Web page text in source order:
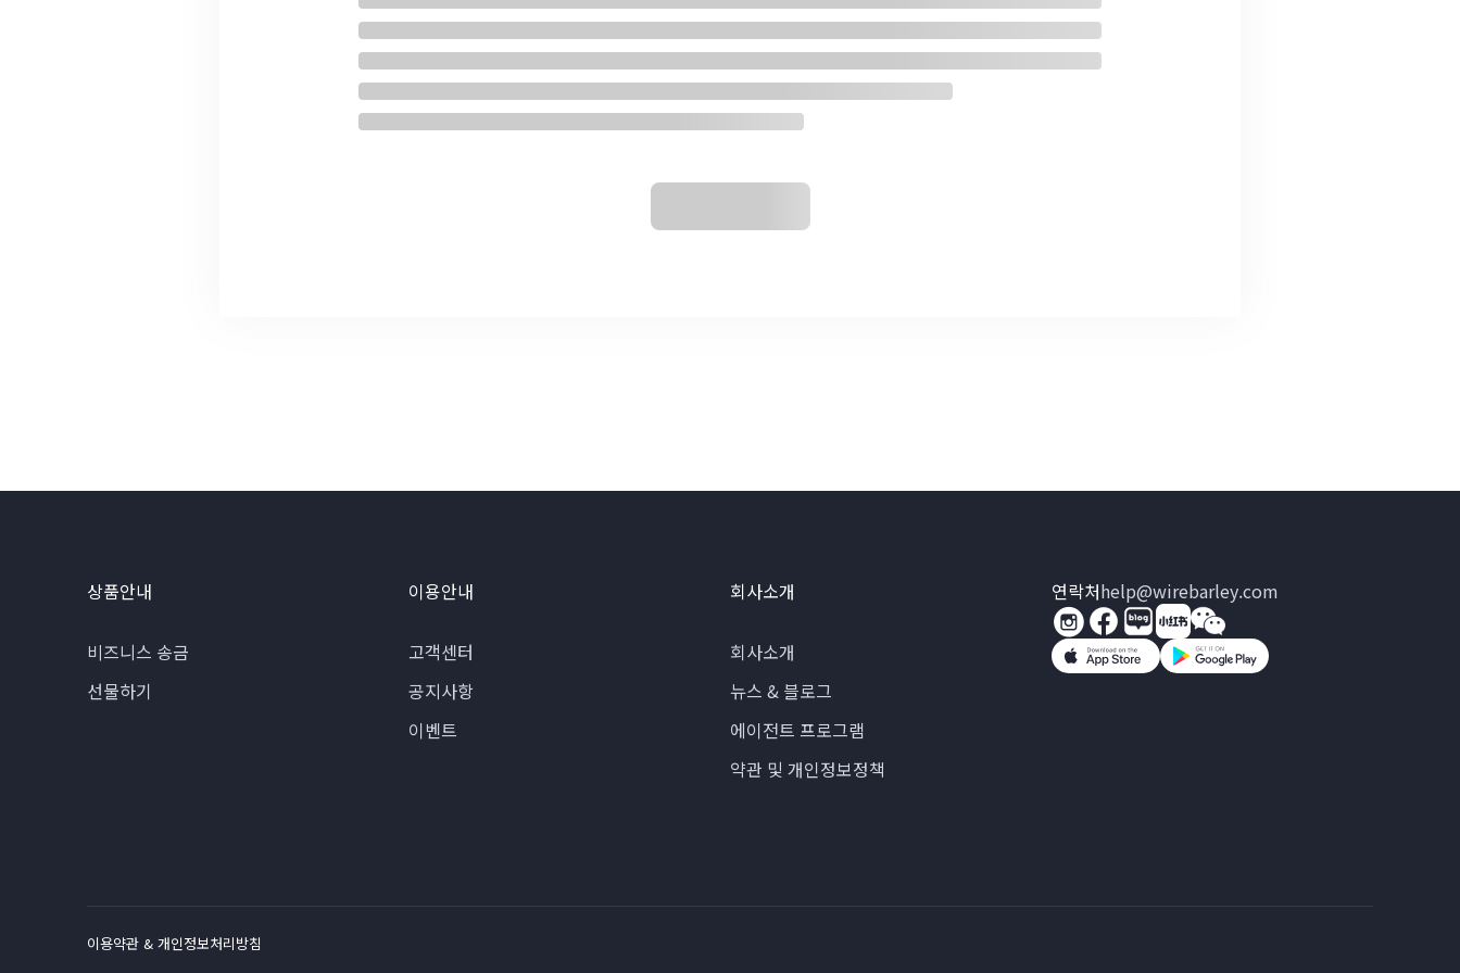
상품안내
비즈니스 송금
선물하기
이용안내
고객센터
공지사항
이벤트
회사소개
회사소개
뉴스 & 블로그
에이전트 프로그램
약관 및 개인정보정책
연락처help@wirebarley.com
이용약관 & 개인정보처리방침